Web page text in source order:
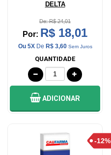
DELTA
De: R$ 24,01
Por: R$ 18,01
Ou 5XDe R$ 3,60 Sem Juros
QUANTIDADE
ADICIONAR